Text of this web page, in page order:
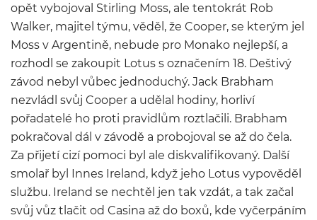
opět vybojoval Stirling Moss, ale tentokrát Rob
Walker, majitel týmu, věděl, že Cooper, se kterým jel
Moss v Argentině, nebude pro Monako nejlepší, a
rozhodl se zakoupit Lotus s označením 18. Deštivý
závod nebyl vůbec jednoduchý. Jack Brabham
nezvládl svůj Cooper a udělal hodiny, horliví
pořadatelé ho proti pravidlům roztlačili. Brabham
pokračoval dál v závodě a probojoval se až do čela.
Za přijetí cizí pomoci byl ale diskvalifikovaný. Další
smolař byl Innes Ireland, když jeho Lotus vypověděl
službu. Ireland se nechtěl jen tak vzdát, a tak začal
svůj vůz tlačit od Casina až do boxů, kde vyčerpáním